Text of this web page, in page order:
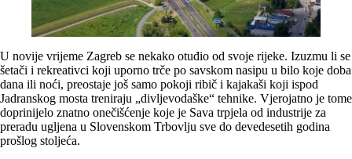
U novije vrijeme Zagreb se nekako otuđio od svoje rijeke. Izuzmu li se
šetači i rekreativci koji uporno trče po savskom nasipu u bilo koje doba
dana ili noći, preostaje još samo pokoji ribič i kajakaši koji ispod
Jadranskog mosta treniraju „divljevodaške“ tehnike. Vjerojatno je tome
doprinijelo znatno onečišćenje koje je Sava trpjela od industrije za
preradu ugljena u Slovenskom Trbovlju sve do devedesetih godina
prošlog stoljeća.